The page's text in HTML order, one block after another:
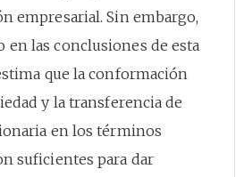
empresarial. Sin embargo,
en las conclusiones de esta
que la conformación
y la transferencia de
en los términos
suficientes para dar